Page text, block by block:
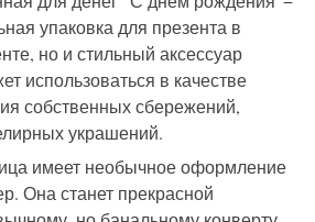
упаковка для презента в
но и стильный аксессуар
использоваться в качестве
собственных сбережений,
украшений.
имеет необычное оформление
Она станет прекрасной